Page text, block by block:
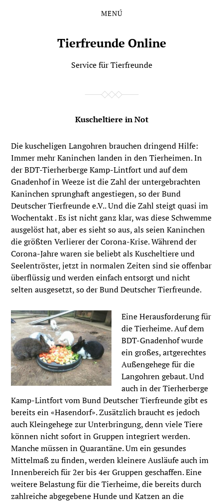
MENÚ
Tierfreunde Online
Service für Tierfreunde
Kuscheltiere in Not
Die kuscheligen Langohren brauchen dringend Hilfe:
Immer mehr Kaninchen landen in den Tierheimen. In
der BDT-Tierherberge Kamp-Lintfort und auf dem
Gnadenhof in Weeze ist die Zahl der untergebrachten
Kaninchen sprunghaft angestiegen, so der Bund
Deutscher Tierfreunde e.V.. Und die Zahl steigt quasi im
Wochentakt . Es ist nicht ganz klar, was diese Schwemme
ausgelöst hat, aber es sieht so aus, als seien Kaninchen
die größten Verlierer der Corona-Krise. Während der
Corona-Jahre waren sie beliebt als Kuscheltiere und
Seelentröster, jetzt in normalen Zeiten sind sie offenbar
überflüssig und werden einfach entsorgt und nicht
selten ausgesetzt, so der Bund Deutscher Tierfreunde.
Eine Herausforderung für
die Tierheime. Auf dem
BDT-Gnadenhof wurde
ein großes, artgerechtes
Außengehege für die
Langohren gebaut. Und
auch in der Tierherberge
Kamp-Lintfort vom Bund Deutscher Tierfreunde gibt es
bereits ein «Hasendorf». Zusätzlich braucht es jedoch
auch Kleingehege zur Unterbringung, denn viele Tiere
können nicht sofort in Gruppen integriert werden.
Manche müssen in Quarantäne. Um ein gesundes
Mittelmaß zu finden, werden kleinere Ausläufe auch im
Innenbereich für 2er bis 4er Gruppen geschaffen. Eine
weitere Belastung für die Tierheime, die bereits durch
zahlreiche abgegebene Hunde und Katzen an die